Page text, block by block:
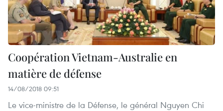
Coopération Vietnam-Australie en
matière de défense
14/08/2018 09:51
Le vice-ministre de la Défense, le général Nguyen Chi